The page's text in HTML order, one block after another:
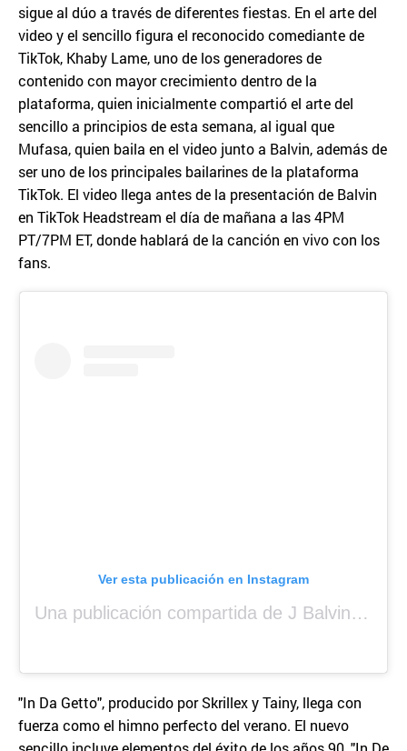
sigue al dúo a través de diferentes fiestas. En el arte del
video y el sencillo figura el reconocido comediante de
TikTok, Khaby Lame, uno de los generadores de
contenido con mayor crecimiento dentro de la
plataforma, quien inicialmente compartió el arte del
sencillo a principios de esta semana, al igual que
Mufasa, quien baila en el video junto a Balvin, además de
ser uno de los principales bailarines de la plataforma
TikTok. El video llega antes de la presentación de Balvin
en TikTok Headstream el día de mañana a las 4PM
PT/7PM ET, donde hablará de la canción en vivo con los
fans.
Ver esta publicación en Instagram
Una publicación compartida de J Balvin (@jbalvin)
"In Da Getto", producido por Skrillex y Tainy, llega con
fuerza como el himno perfecto del verano. El nuevo